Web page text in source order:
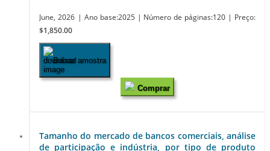
June, 2026 | Ano base:2025 | Número de páginas:120 | Preço:
$1,850.00
Baixar amostra
Comprar
Tamanho do mercado de bancos comerciais, análise
de participação e indústria, por tipo de produto